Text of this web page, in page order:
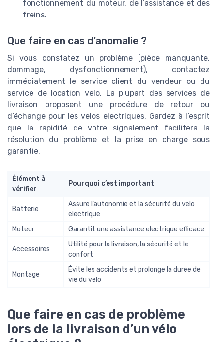
fonctionnement du moteur, de l’assistance et des
freins.
Que faire en cas d’anomalie ?
Si vous constatez un problème (pièce manquante,
dommage, dysfonctionnement), contactez
immédiatement le service client du vendeur ou du
service de location velo. La plupart des services de
livraison proposent une procédure de retour ou
d’échange pour les velos electriques. Gardez à l’esprit
que la rapidité de votre signalement facilitera la
résolution du problème et la prise en charge sous
garantie.
Élément à
vérifier
Pourquoi c’est important
Batterie
Assure l’autonomie et la sécurité du velo
electrique
Moteur
Garantit une assistance electrique efficace
Accessoires
Utilité pour la livraison, la sécurité et le
confort
Montage
Évite les accidents et prolonge la durée de
vie du velo
Que faire en cas de problème
lors de la livraison d’un vélo